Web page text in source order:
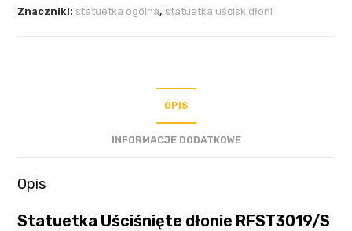
Znaczniki: statuetka ogólna, statuetka uścisk dłoni
OPIS
INFORMACJE DODATKOWE
Opis
Statuetka Uściśnięte dłonie RFST3019/S